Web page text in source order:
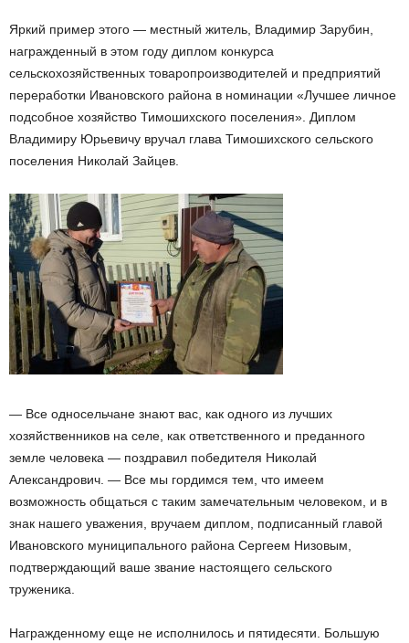
Яркий пример этого — местный житель, Владимир Зарубин,
награжденный в этом году диплом конкурса
сельскохозяйственных товаропроизводителей и предприятий
переработки Ивановского района в номинации «Лучшее личное
подсобное хозяйство Тимошихского поселения». Диплом
Владимиру Юрьевичу вручал глава Тимошихского сельского
поселения Николай Зайцев.
— Все односельчане знают вас, как одного из лучших
хозяйственников на селе, как ответственного и преданного
земле человека — поздравил победителя Николай
Александрович. — Все мы гордимся тем, что имеем
возможность общаться с таким замечательным человеком, и в
знак нашего уважения, вручаем диплом, подписанный главой
Ивановского муниципального района Сергеем Низовым,
подтверждающий ваше звание настоящего сельского
труженика.
Награжденному еще не исполнилось и пятидесяти. Большую